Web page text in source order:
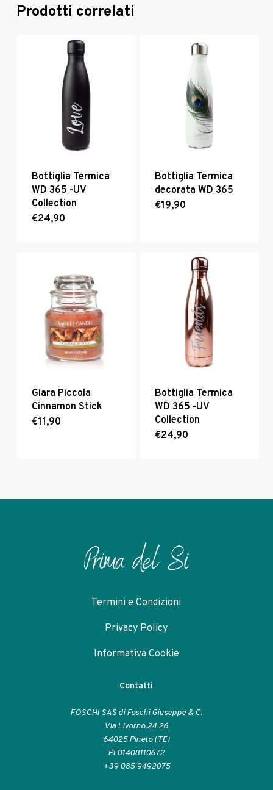
Prodotti correlati
Bottiglia Termica
WD 365 -UV
Collection
€24,90
Bottiglia Termica
decorata WD 365
€19,90
Giara Piccola
Cinnamon Stick
€11,90
Bottiglia Termica
WD 365 -UV
Collection
€24,90
Termini e Condizioni
Privacy Policy
Informativa Cookie
Contatti
FOSCHI SAS di Foschi Giuseppe & C.
Via Livorno,24 26
64025 Pineto (TE)
PI 01408110672
+39 085 9492075